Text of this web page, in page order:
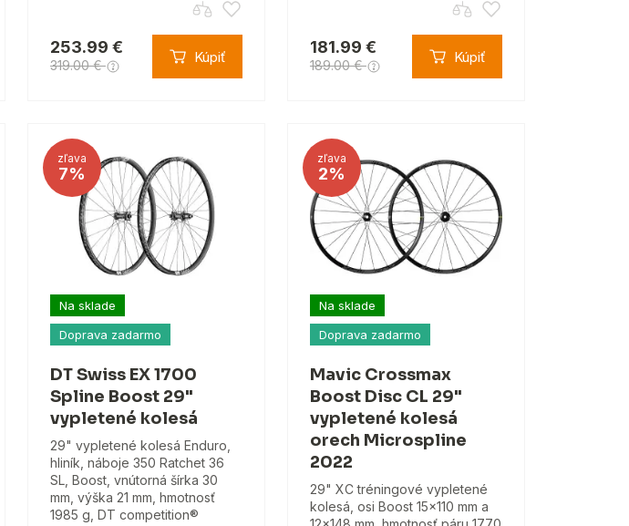
253.99 €
319.00 € Kúpiť
181.99 €
189.00 € Kúpiť
zľava
7%
Na sklade
Doprava zadarmo
DT Swiss EX 1700
Spline Boost 29"
vypletené kolesá
29" vypletené kolesá Enduro,
hliník, náboje 350 Ratchet 36
SL, Boost, vnútorná šírka 30
mm, výška 21 mm, hmotnosť
1985 g, DT competition®
zľava
2%
Na sklade
Doprava zadarmo
Mavic Crossmax
Boost Disc CL 29"
vypletené kolesá
orech Microspline
2022
29" XC tréningové vypletené
kolesá, osi Boost 15x110 mm a